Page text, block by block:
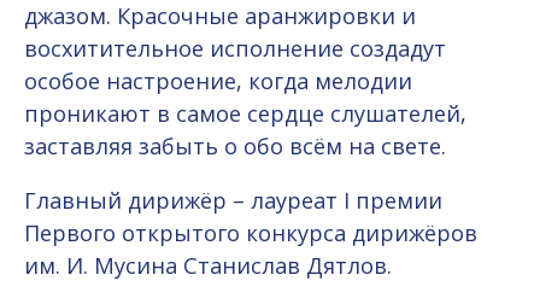
джазом. Красочные аранжировки и
восхитительное исполнение создадут
особое настроение, когда мелодии
проникают в самое сердце слушателей,
заставляя забыть о обо всём на свете.
Главный дирижёр – лауреат I премии
Первого открытого конкурса дирижёров
им. И. Мусина Станислав Дятлов.